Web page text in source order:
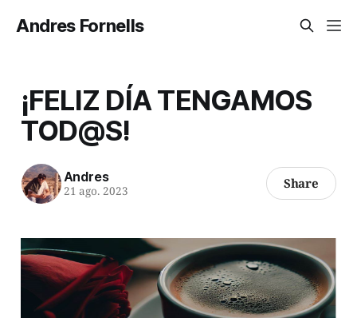
Andres Fornells
¡FELIZ DÍA TENGAMOS
TOD@S!
Andres
21 ago. 2023 Share